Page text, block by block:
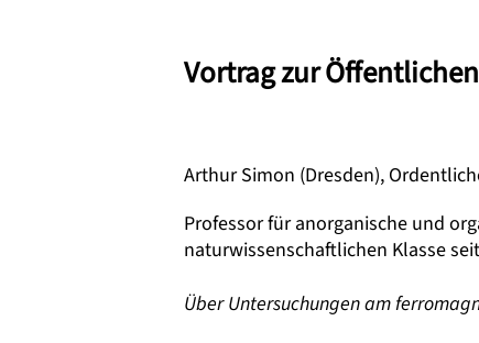
Vortrag zur
Arthur Simon (Dresden),
Professor für anorganische und
naturwissenschaftlichen Klasse
Über Untersuchungen am